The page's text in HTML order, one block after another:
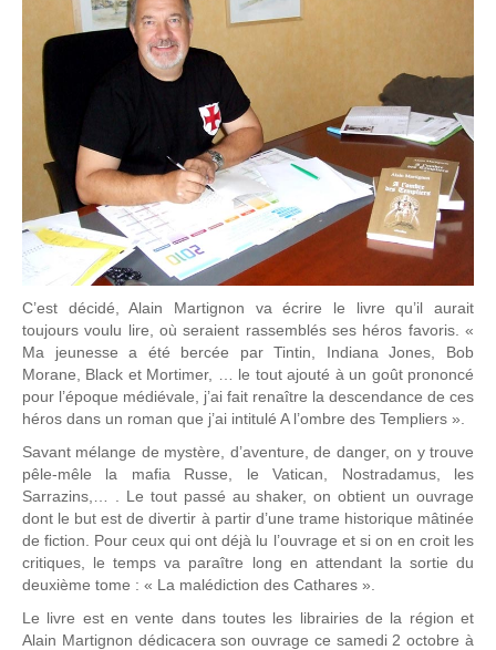
C’est décidé, Alain Martignon va écrire le livre qu’il aurait
toujours voulu lire, où seraient rassemblés ses héros favoris. «
Ma jeunesse a été bercée par Tintin, Indiana Jones, Bob
Morane, Black et Mortimer, … le tout ajouté à un goût prononcé
pour l’époque médiévale, j’ai fait renaître la descendance de ces
héros dans un roman que j’ai intitulé A l’ombre des Templiers ».
Savant mélange de mystère, d’aventure, de danger, on y trouve
pêle-mêle la mafia Russe, le Vatican, Nostradamus, les
Sarrazins,… . Le tout passé au shaker, on obtient un ouvrage
dont le but est de divertir à partir d’une trame historique mâtinée
de fiction. Pour ceux qui ont déjà lu l’ouvrage et si on en croit les
critiques, le temps va paraître long en attendant la sortie du
deuxième tome : « La malédiction des Cathares ».
Le livre est en vente dans toutes les librairies de la région et
Alain Martignon dédicacera son ouvrage ce samedi 2 octobre à